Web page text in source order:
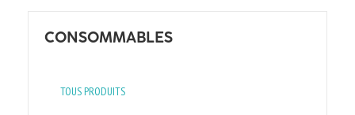
CONSOMMABLES
TOUS PRODUITS